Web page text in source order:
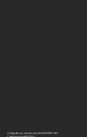
Código fiscal y número de IVA 00401550280